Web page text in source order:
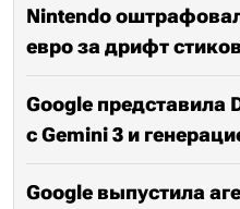
Nintendo
евро за дрифт
Google представила
с Gemini 3 и
Google выпустила